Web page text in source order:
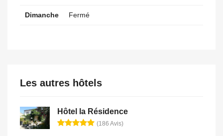
Dimanche Fermé
Les autres hôtels
Hôtel la Résidence
(186 Avis)